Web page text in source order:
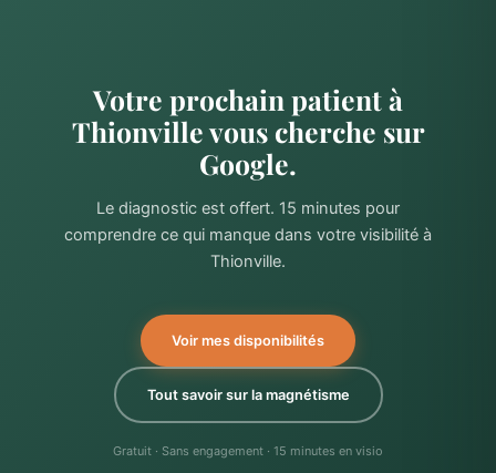
Votre prochain patient à
Thionville vous cherche sur
Google.
Le diagnostic est offert. 15 minutes pour
comprendre ce qui manque dans votre visibilité à
Thionville.
Voir mes disponibilités
Tout savoir sur la magnétisme
Gratuit · Sans engagement · 15 minutes en visio